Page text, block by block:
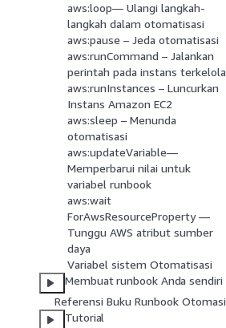
aws:loop— Ulangi langkah-
langkah dalam otomatisasi
aws:pause – Jeda otomatisasi
aws:runCommand – Jalankan
perintah pada instans terkelola
aws:runInstances – Luncurkan
Instans Amazon EC2
aws:sleep – Menunda
otomatisasi
aws:updateVariable—
Memperbarui nilai untuk
variabel runbook
aws:wait
ForAwsResourceProperty —
Tunggu AWS atribut sumber
daya
Variabel sistem Otomatisasi
Membuat runbook Anda sendiri
Referensi Buku Runbook Otomasi
Tutorial